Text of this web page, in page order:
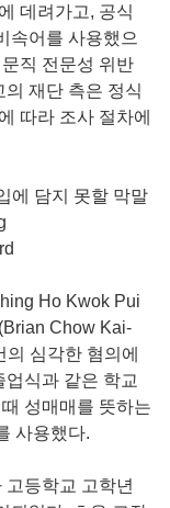
데려가고, 공식
속어를 사용했으
직 전문성 위반
재단 측은 정식
따라 조사 절차에
Ho Kwok Pui
Chow Kai-
심각한 혐의에
식과 같은 학교
성매매를 뜻하는
사용했다.
등학교 고학년